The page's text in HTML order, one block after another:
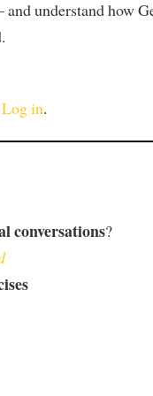
understand how
Log in.
conversations?